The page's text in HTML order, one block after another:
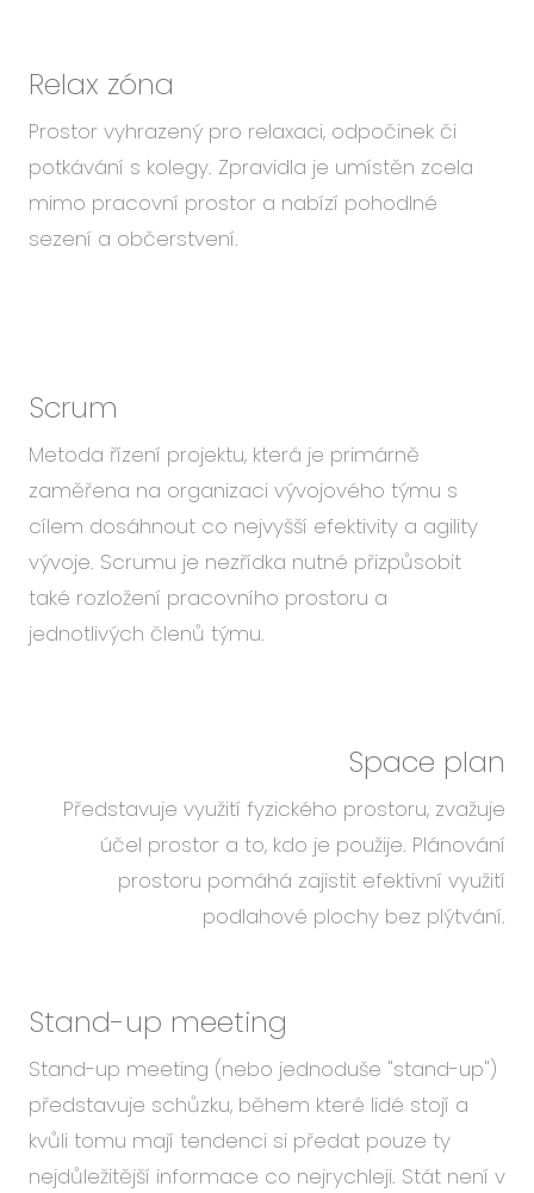
Relax zóna
Prostor vyhrazený pro relaxaci, odpočinek či
potkávání s kolegy. Zpravidla je umístěn zcela
mimo pracovní prostor a nabízí pohodlné
sezení a občerstvení.
Scrum
Metoda řízení projektu, která je primárně
zaměřena na organizaci vývojového týmu s
cílem dosáhnout co nejvyšší efektivity a agility
vývoje. Scrumu je nezřídka nutné přizpůsobit
také rozložení pracovního prostoru a
jednotlivých členů týmu.
Space plan
Představuje využití fyzického prostoru, zvažuje
účel prostor a to, kdo je použije. Plánování
prostoru pomáhá zajistit efektivní využití
podlahové plochy bez plýtvání.
Stand-up meeting
Stand-up meeting (nebo jednoduše "stand-up")
představuje schůzku, během které lidé stojí a
kvůli tomu mají tendenci si předat pouze ty
nejdůležitější informace co nejrychleji. Stát není v